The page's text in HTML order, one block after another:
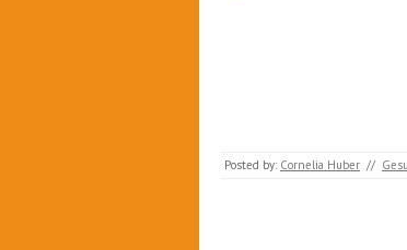
Posted by: Cornelia Huber //